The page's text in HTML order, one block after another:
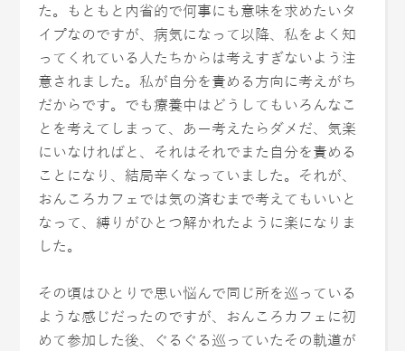
た。もともと内省的で何事にも意味を求めたいタ
イプなのですが、病気になって以降、私をよく知
ってくれている人たちからは考えすぎないよう注
意されました。私が自分を責める方向に考えがち
だからです。でも療養中はどうしてもいろんなこ
とを考えてしまって、あー考えたらダメだ、気楽
にいなければと、それはそれでまた自分を責める
ことになり、結局辛くなっていました。それが、
おんころカフェでは気の済むまで考えてもいいと
なって、縛りがひとつ解かれたように楽になりま
した。
その頃はひとりで思い悩んで同じ所を巡っている
ような感じだったのですが、おんころカフェに初
めて参加した後、ぐるぐる巡っていたその軌道が